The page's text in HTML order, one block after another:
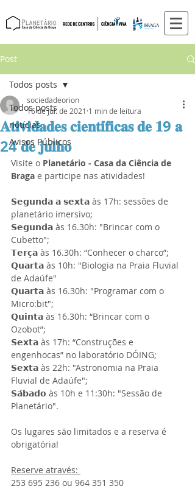
Post
Todos posts
notícias
Avisos Públicos
Todos posts
𝐀𝐭𝐢𝐯𝐢𝐝𝐚𝐝𝐞𝐬 𝐜𝐢𝐞𝐧𝐭𝐢́𝐟𝐢𝐜𝐚𝐬 𝐝𝐞 𝟏9 𝐚
24 𝐝𝐞 𝐣𝐮𝐥𝐡𝐨
sociedadeorion
16 de jul. de 2021 1 min de leitura
Visite o Planetário - Casa da Ciência de
Braga e participe nas atividades!
𝗦𝗲𝗴𝘂𝗻𝗱𝗮 𝗮 𝘀𝗲𝘅𝘁𝗮 às 17h: sessões de
planetário imersivo;
𝗦𝗲𝗴𝘂𝗻𝗱𝗮 às 16.30h: "Brincar com o
Cubetto";
𝗧𝗲𝗿𝗰̧𝗮 às 16.30h: “Conhecer o charco”;
𝗤𝘂𝗮𝗿𝘁𝗮 às 10h: "Biologia na Praia Fluvial
de Adaúfe"
𝗤𝘂𝗮𝗿𝘁𝗮 às 16.30h: "Programar com o
Micro:bit";
𝗤𝘂𝗶𝗻𝘁𝗮 às 16.30h: “Brincar com o
Ozobot”;
𝗦𝗲𝘅𝘁𝗮 às 17h: “Construções e
engenhocas” no laboratório DÓING;
𝗦𝗲𝘅𝘁𝗮 às 22h: "Astronomia na Praia
Fluvial de Adaúfe";
𝗦𝗮́𝗯𝗮𝗱𝗼 às 10h e 11:30h: "Sessão de
Planetário".
Os lugares são limitados e a reserva é
obrigatória!
Reserve através:
253 695 236 ou 964 351 350